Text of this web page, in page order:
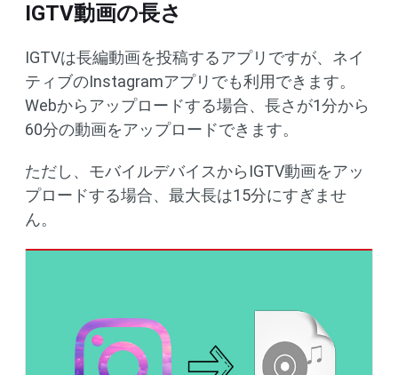
IGTV動画の長さ
IGTVは長編動画を投稿するアプリですが、ネイ
ティブのInstagramアプリでも利用できます。
Webからアップロードする場合、長さが1分から
60分の動画をアップロードできます。
ただし、モバイルデバイスからIGTV動画をアッ
プロードする場合、最大長は15分にすぎませ
ん。